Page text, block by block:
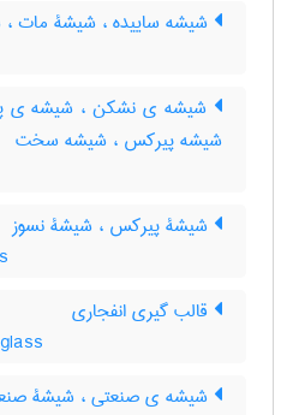
شیشه ساییده ، شیشۀ مات
شیشه ی نشکن ، شیشه ی
شیشه پیرکس ، شیشه سخت
شیشۀ پیرکس ، شیشۀ نسوز
قالب گیری انفجاری
شیشه ی صنعتی ، شیشۀ